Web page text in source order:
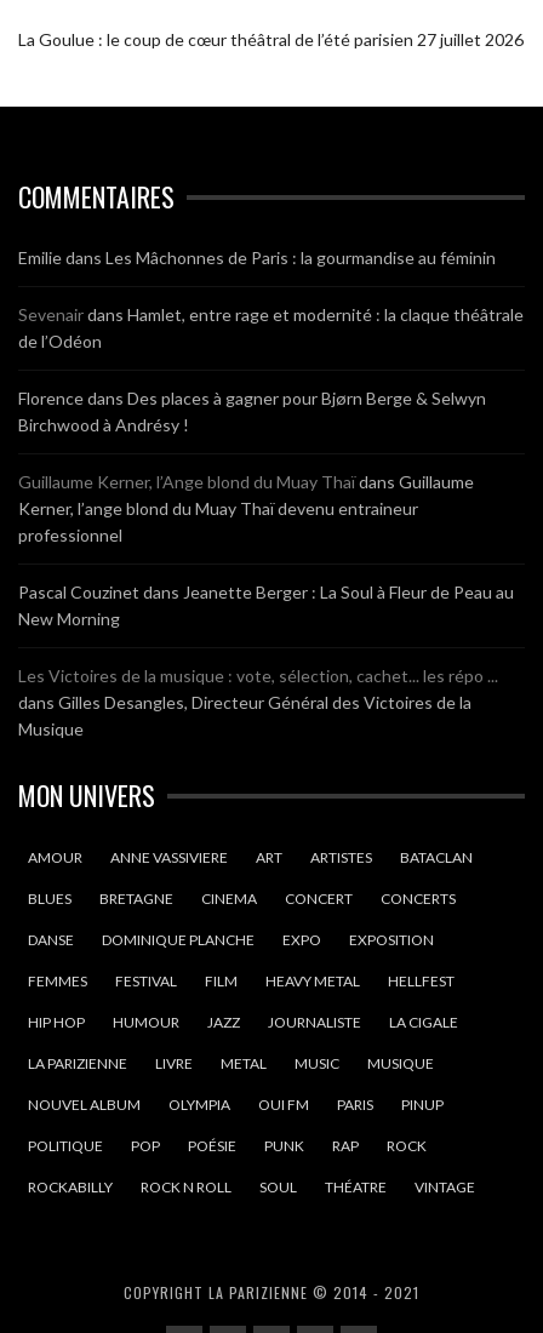
La Goulue : le coup de cœur théâtral de l’été parisien 27 juillet 2026
COMMENTAIRES
Emiliedans Les Mâchonnes de Paris : la gourmandise au féminin
Sevenairdans Hamlet, entre rage et modernité : la claque théâtrale
de l’Odéon
Florencedans Des places à gagner pour Bjørn Berge & Selwyn
Birchwood à Andrésy !
Guillaume Kerner, l’Ange blond du Muay Thaïdans Guillaume
Kerner, l’ange blond du Muay Thaï devenu entraineur
professionnel
Pascal Couzinet dans Jeanette Berger : La Soul à Fleur de Peau au
New Morning
Les Victoires de la musique : vote, sélection, cachet... les répo ...
dans Gilles Desangles, Directeur Général des Victoires de la
Musique
MON UNIVERS
AMOUR ANNE VASSIVIERE ART ARTISTES BATACLAN
BLUES BRETAGNE CINEMA CONCERT CONCERTS
DANSE DOMINIQUE PLANCHE EXPO EXPOSITION
FEMMES FESTIVAL FILM HEAVY METAL HELLFEST
HIP HOP HUMOUR JAZZ JOURNALISTE LA CIGALE
LA PARIZIENNE LIVRE METAL MUSIC MUSIQUE
NOUVEL ALBUM OLYMPIA OUI FM PARIS PINUP
POLITIQUE POP POÉSIE PUNK RAP ROCK
ROCKABILLY ROCK N ROLL SOUL THÉATRE VINTAGE
COPYRIGHT LA PARIZIENNE © 2014 - 2021